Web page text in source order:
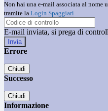
Non hai una e-mail associata al nome
tramite la Login Spaggiari
E-mail inviata, si prega di
Errore
Chiudi
Successo
Chiudi
Informazione